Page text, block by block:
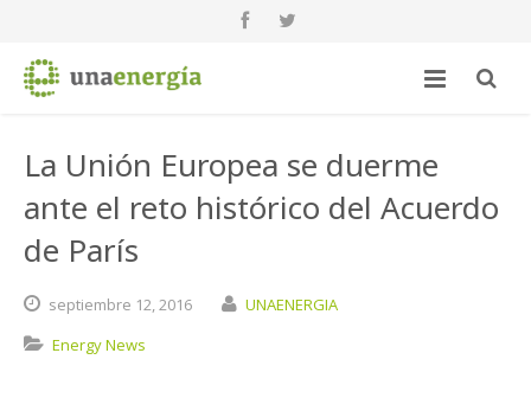
La Unión Europea se duerme
ante el reto histórico del Acuerdo
de París
septiembre 12,2016
UNAENERGIA
Energy News